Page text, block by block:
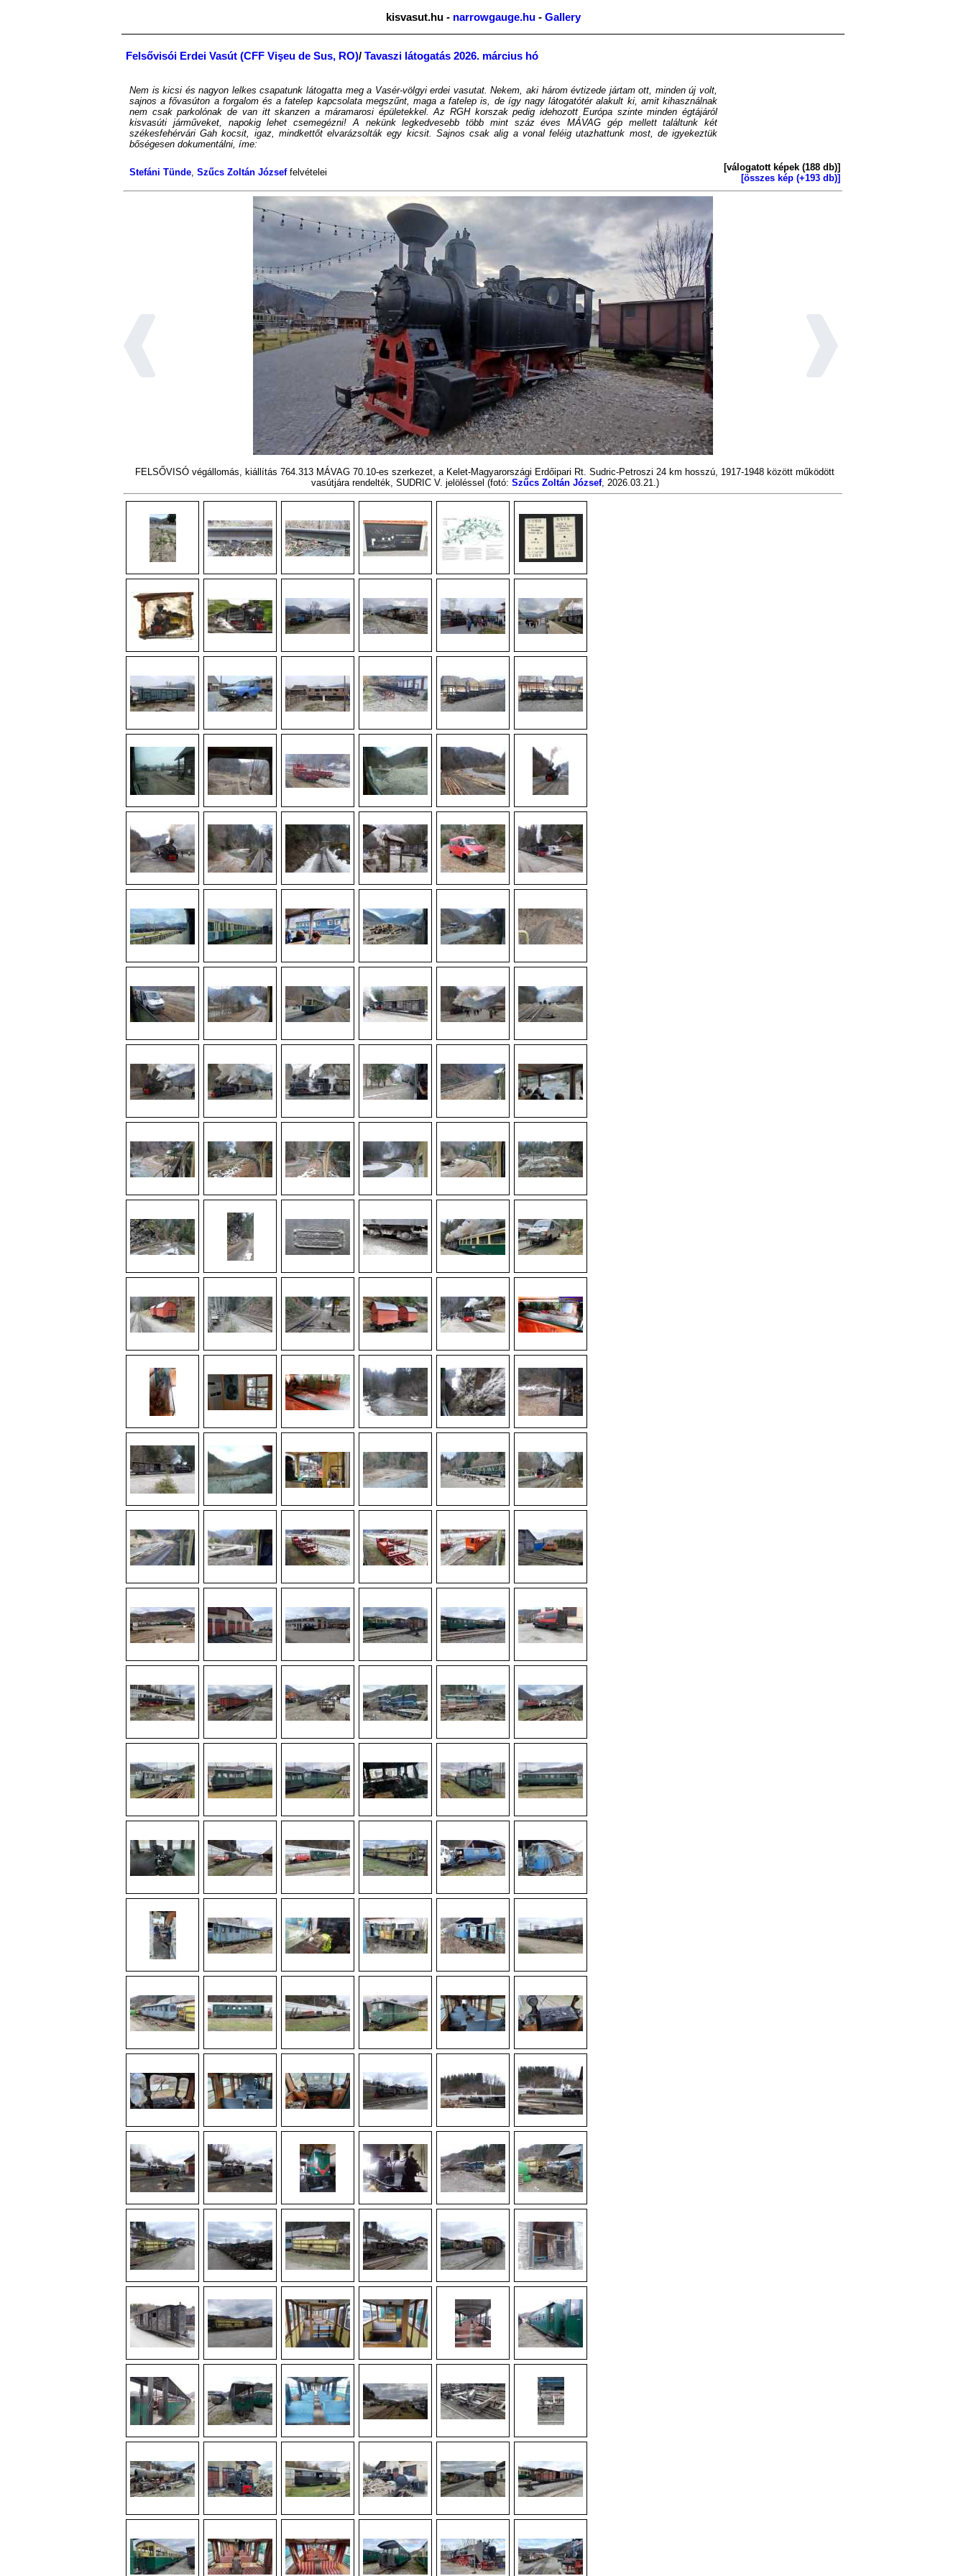
kisvasut.hu - narrowgauge.hu- Gallery
Felsővisói Erdei Vasút (CFF Vişeu de Sus, RO)/ Tavaszi látogatás 2026. március hó
Nem is kicsi és nagyon lelkes csapatunk látogatta meg a Vasér-völgyi erdei vasutat. Nekem, aki három évtizede jártam ott, minden új volt,
sajnos a fővasúton a forgalom és a fatelep kapcsolata megszűnt, maga a fatelep is, de így nagy látogatótér alakult ki, amit kihasználnak
nem csak parkolónak de van itt skanzen a máramarosi épületekkel. Az RGH korszak pedig idehozott Európa szinte minden égtájáról
kisvasúti járműveket, napokig lehet csemegézni! A nekünk legkedvesebb több mint száz éves MÁVAG gép mellett találtunk két
székesfehérvári Gah kocsit, igaz, mindkettőt elvarázsolták egy kicsit. Sajnos csak alig a vonal feléig utazhattunk most, de igyekeztük
bőségesen dokumentálni, íme:
Stefáni Tünde, Szűcs Zoltán Józseffelvételei
[válogatott képek (188 db)]
[összes kép (+193 db)]
FELSŐVISÓ végállomás, kiállítás 764.313 MÁVAG 70.10-es szerkezet, a Kelet-Magyarországi Erdőipari Rt. Sudric-Petroszi 24 km hosszú, 1917-1948 között működött
vasútjára rendelték, SUDRIC V. jelöléssel (fotó: Szűcs Zoltán József, 2026.03.21.)